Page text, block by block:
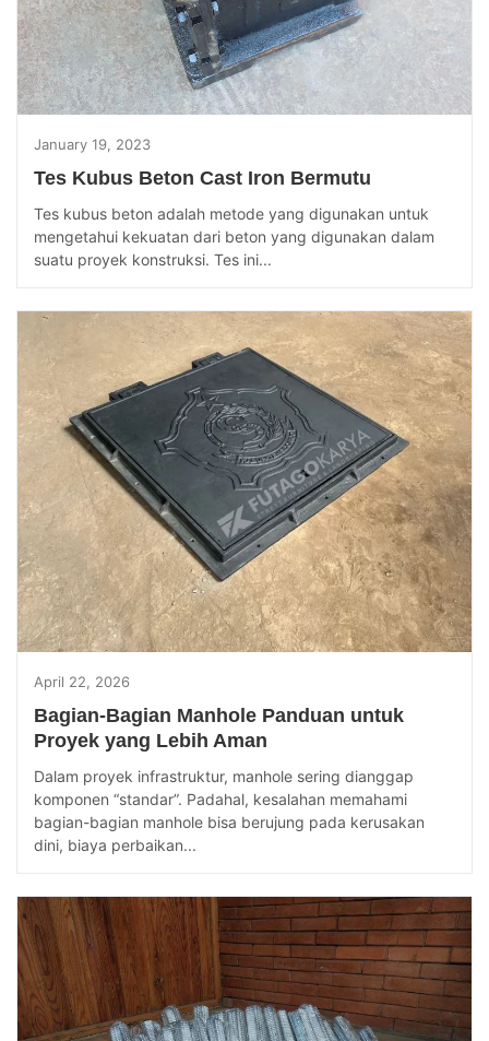
January 19, 2023
Tes Kubus Beton Cast Iron Bermutu
Tes kubus beton adalah metode yang digunakan untuk
mengetahui kekuatan dari beton yang digunakan dalam
suatu proyek konstruksi. Tes ini...
April 22, 2026
Bagian-Bagian Manhole Panduan untuk
Proyek yang Lebih Aman
Dalam proyek infrastruktur, manhole sering dianggap
komponen “standar”. Padahal, kesalahan memahami
bagian-bagian manhole bisa berujung pada kerusakan
dini, biaya perbaikan...